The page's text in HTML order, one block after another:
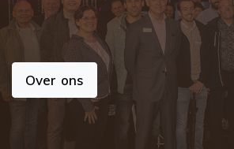
Over ons